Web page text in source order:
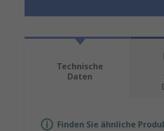
Technische
Daten
Finden Sie ähnliche